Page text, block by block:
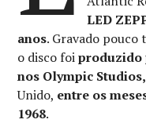
LED
anos. Gravado pouco
o disco foiproduzido
nos Olympic
Unido, entre os
1968.